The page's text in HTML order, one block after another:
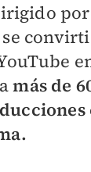
por
se
más de